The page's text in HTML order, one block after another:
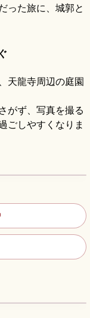
った旅に、城郭と
天龍寺周辺の庭園
がず、写真を撮る
ごしやすくなりま
色